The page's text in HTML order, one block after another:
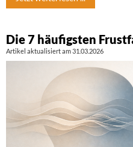
Die 7 häufigsten
Artikel aktualisiert am 31.03.2026